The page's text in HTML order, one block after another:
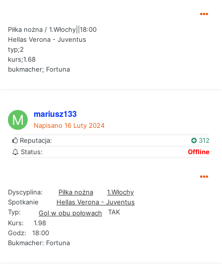
Piłka nożna / 1.Włochy||18:00
Hellas Verona - Juventus
typ;2
kurs;1.68
bukmacher; Fortuna
mariusz133
Napisano 16 Luty 2024
Reputacja:
312
Status:
Offline
Dyscyplina: Piłka nożna
1.Włochy
Spotkanie
Hellas Verona - Juventus
Typ:
Gol w obu połowach TAK
Kurs: 1.98
Godz: 18:00
Bukmacher: Fortuna